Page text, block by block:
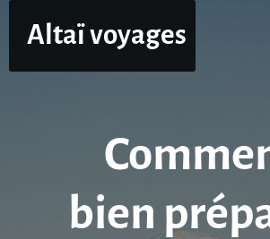
Altaï voyages
bien